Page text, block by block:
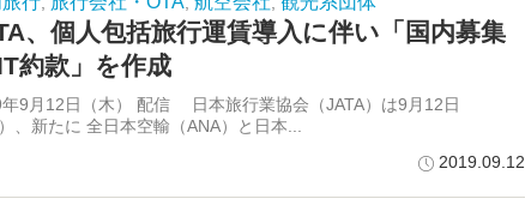
、個人包括旅行運賃導入に伴い「国内募集
約款」を作成
9月12日（木） 配信 日本旅行業協会（JATA）は9月12日
）、新たに 全日本空輸（ANA）と日本...
2019.09.12